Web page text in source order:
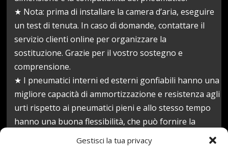
Gestisci la tua privacy
★ Nota: prima di installare la camera d’aria, eseguire
un test di tenuta. In caso di domande, contattare il
servizio clienti online per organizzare la
sostituzione. Grazie per il vostro sostegno e
comprensione.
★ I pneumatici interni ed esterni gonfiabili hanno una
migliore capacità di ammortizzazione e resistenza agli
urti rispetto ai pneumatici pieni e allo stesso tempo
hanno una buona flessibilità, che può fornire la
massima protezione di sicurezza.